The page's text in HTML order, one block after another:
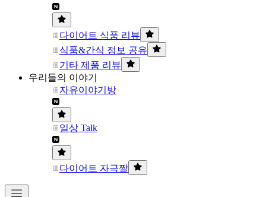
다이어트 식품 리뷰
식품&간식 정보 공유
기타 제품 리뷰
우리들의 이야기
자유이야기방
일상 Talk
다이어트 자극짤